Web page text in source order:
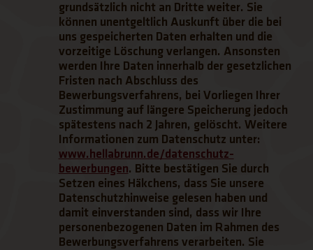
grundsätzlich nicht an Dritte weiter. Sie
können unentgeltlich Auskunft über die bei
uns gespeicherten Daten erhalten und die
vorzeitige Löschung verlangen. Ansonsten
werden Ihre Daten innerhalb der gesetzlichen
Fristen nach Abschluss des
Bewerbungsverfahrens, bei Vorliegen Ihrer
Zustimmung auf längere Speicherung jedoch
spätestens nach 2 Jahren, gelöscht. Weitere
Informationen zum Datenschutz unter:
www.hellabrunn.de/datenschutz-
bewerbungen
(Link öffnet einen neuen Tab)
. Bitte bestätigen Sie durch
Setzen eines Häkchens, dass Sie unsere
Datenschutzhinweise gelesen haben und
damit einverstanden sind, dass wir Ihre
personenbezogenen Daten im Rahmen des
Bewerbungsverfahrens verarbeiten. Sie